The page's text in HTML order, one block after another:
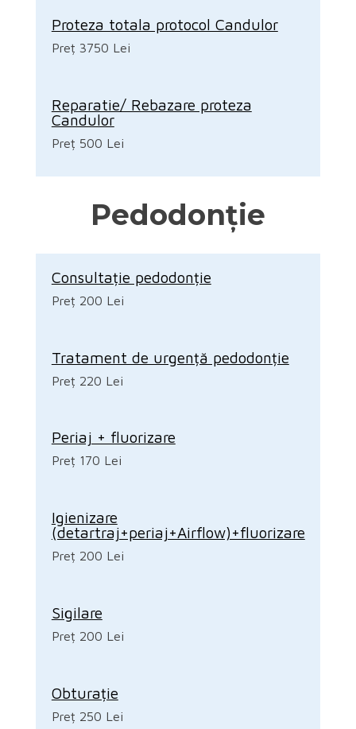
Proteza totala protocol Candulor
Preț 3750 Lei
Reparatie/ Rebazare proteza
Candulor
Preț 500 Lei
Pedodonție
Consultație pedodonție
Preț 200 Lei
Tratament de urgență pedodonție
Preț 220 Lei
Periaj + fluorizare
Preț 170 Lei
Igienizare
(detartraj+periaj+Airflow)+fluorizare
Preț 200 Lei
Sigilare
Preț 200 Lei
Obturație
Preț 250 Lei